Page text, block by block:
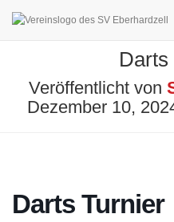
Veröffentlicht von
Dezember 10,
Darts Turnier